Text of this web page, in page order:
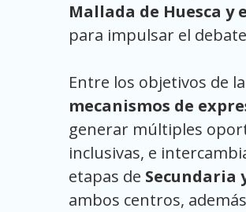
Mallada de Huesca y
para impulsar el
Entre los objetivos de
mecanismos de
generar múltiples
inclusivas, e
etapas de Secundaria
ambos centros,